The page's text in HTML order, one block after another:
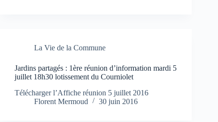
La Vie de la Commune
Jardins partagés : 1ère réunion d’information mardi 5
juillet 18h30 lotissement du Courniolet
Télécharger l’Affiche réunion 5 juillet 2016
Florent Mermoud
30 juin 2016